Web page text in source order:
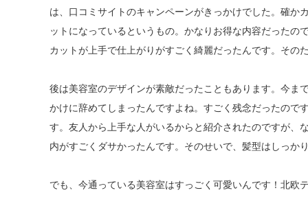
は、口コミサイトのキャンペーンがきっかけでした。確か
ットになっているというもの。かなりお得な内容だった
カットが上手で仕上がりがすごく綺麗だったんです。その
後は美容室のデザインが素敵だったこともあります。今ま
かけに辞めてしまったんですよね。すごく残念だったので
す。友人から上手な人がいるからと紹介されたのですが、
内がすごくダサかったんです。そのせいで、髪型はしっか
でも、今通っている美容室はすっごく可愛いんです！北欧